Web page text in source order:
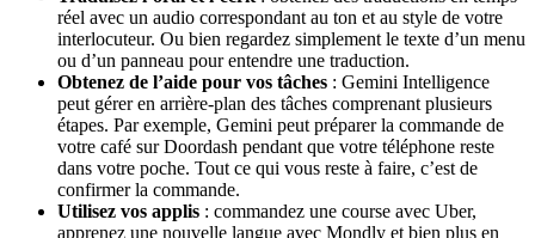
réel avec un audio correspondant au ton et au style de votre
interlocuteur. Ou bien regardez simplement le texte d’un menu
ou d’un panneau pour entendre une traduction.
Obtenez de l’aide pour vos tâches : Gemini Intelligence
peut gérer en arrière-plan des tâches comprenant plusieurs
étapes. Par exemple, Gemini peut préparer la commande de
votre café sur Doordash pendant que votre téléphone reste
dans votre poche. Tout ce qui vous reste à faire, c’est de
confirmer la commande.
Utilisez vos applis : commandez une course avec Uber,
apprenez une nouvelle langue avec Mondly et bien plus en